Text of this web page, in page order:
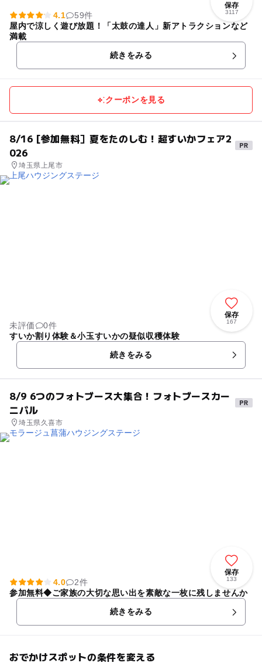
保存
3117
4.1
59件
屋内で涼しく遊び放題！「太鼓の達人」新アトラクションなど
満載
続きをみる
クーポンを見る
8/16 [参加無料］夏をたのしむ！超すいかフェア2
026
埼玉県上尾市
保存
167
未評価
0件
すいか割り体験＆小玉すいかの疑似収穫体験
続きをみる
8/9 6つのフォトブース大集合！フォトブースカー
ニバル
埼玉県久喜市
保存
133
4.0
2件
参加無料◆ご家族の大切な思い出を素敵な一枚に残しませんか
続きをみる
おでかけスポットの条件を変える